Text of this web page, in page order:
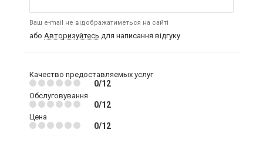
Ваш e-mail не відображатиметься на сайті
або Авторизуйтесь для написання відгуку
Качество предоставляемых услуг
0/12
Обслуговування
0/12
Цена
0/12